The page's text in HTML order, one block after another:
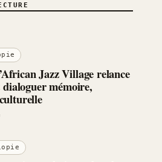
Jazz Village relance
mémoire,